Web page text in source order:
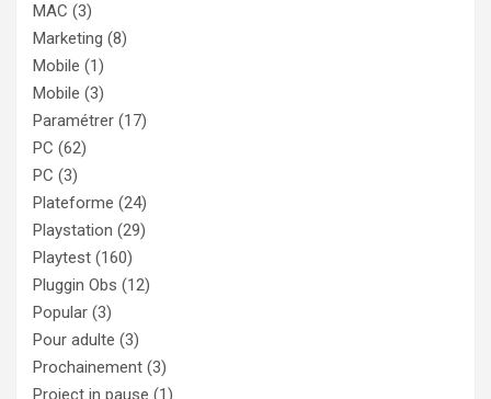
MAC (3)
Marketing (8)
Mobile (1)
Mobile (3)
Paramétrer (17)
PC (62)
PC (3)
Plateforme (24)
Playstation (29)
Playtest (160)
Pluggin Obs (12)
Popular (3)
Pour adulte (3)
Prochainement (3)
Project in pause (1)